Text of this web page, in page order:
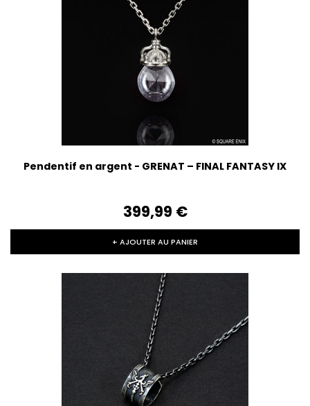
Pendentif en argent - GRENAT – FINAL FANTASY IX
399,99‎ ‎€
+ AJOUTER AU PANIER